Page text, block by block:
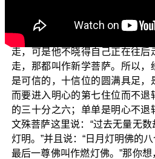
那新学菩萨，对经典所说常
这样的新学菩萨，你让他悟了，
走，可是他不晓得自己正在往后
走，那都叫作新学菩萨。所以，
是可信的，十信位的圆满具足，
而要进入明心的第七住位而不退
的三十分之六；单单是明心不退
文殊菩萨这里说：“过去无量无
灯明。”并且说：“日月灯明佛的
最后一尊佛叫作燃灯佛。”那你